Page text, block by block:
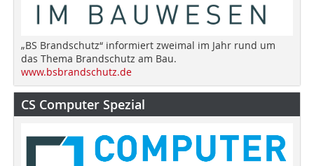
„BS Brandschutz“ informiert zweimal im Jahr rund um
das Thema Brandschutz am Bau.
www.bsbrandschutz.de
CS Computer Spezial